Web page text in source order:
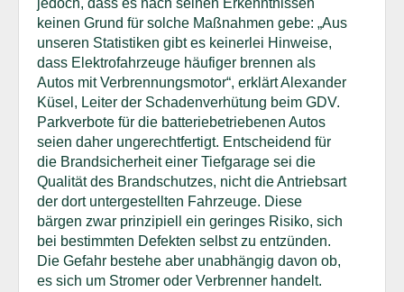
jedoch, dass es nach seinen Erkenntnissen
keinen Grund für solche Maßnahmen gebe: „Aus
unseren Statistiken gibt es keinerlei Hinweise,
dass Elektrofahrzeuge häufiger brennen als
Autos mit Verbrennungsmotor“, erklärt Alexander
Küsel, Leiter der Schadenverhütung beim GDV.
Parkverbote für die batteriebetriebenen Autos
seien daher ungerechtfertigt. Entscheidend für
die Brandsicherheit einer Tiefgarage sei die
Qualität des Brandschutzes, nicht die Antriebsart
der dort untergestellten Fahrzeuge. Diese
bärgen zwar prinzipiell ein geringes Risiko, sich
bei bestimmten Defekten selbst zu entzünden.
Die Gefahr bestehe aber unabhängig davon ob,
es sich um Stromer oder Verbrenner handelt.